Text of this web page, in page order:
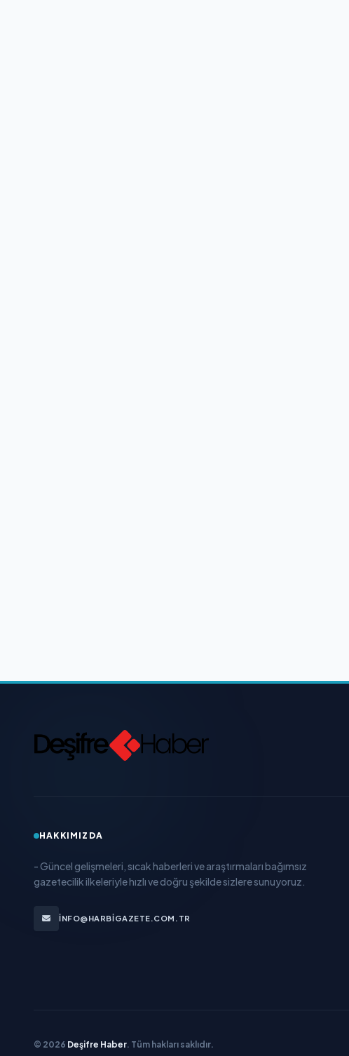
HAKKIMIZDA
- Güncel gelişmeleri, sıcak haberleri ve araştırmaları bağımsız
gazetecilik ilkeleriyle hızlı ve doğru şekilde sizlere sunuyoruz.
INFO@HARBIGAZETE.COM.TR
© 2026 Deşifre Haber. Tüm hakları saklıdır.